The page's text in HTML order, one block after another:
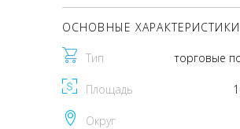
ОСНОВНЫЕ ХАРАКТЕРИСТИКИ
Тип торговые
Площадь
Округ